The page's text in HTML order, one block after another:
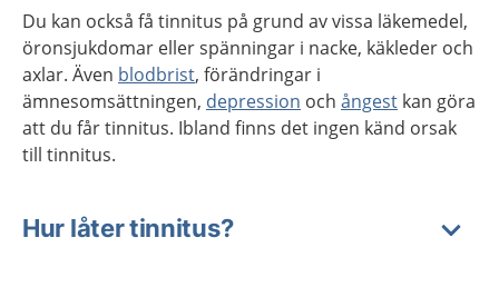
Du kan också få tinnitus på grund av vissa läkemedel,
öronsjukdomar eller spänningar i nacke, käkleder och
axlar. Även blodbrist, förändringar i
ämnesomsättningen, depression och ångest kan göra
att du får tinnitus. Ibland finns det ingen känd orsak
till tinnitus.
Hur låter tinnitus?